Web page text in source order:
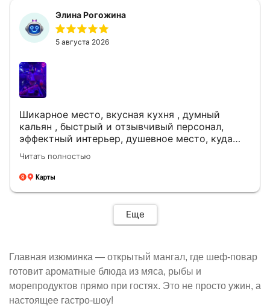
Элина Рогожина
5 августа 2026
Шикарное место, вкусная кухня , думный
кальян , быстрый и отзывчивый персонал,
эффектный интерьер, душевное место, куда
хочется вернуться ❤️💃🏻🥰
Читать полностью
Еще
Главная изюминка — открытый мангал, где шеф-повар
готовит ароматные блюда из мяса, рыбы и
морепродуктов прямо при гостях. Это не просто ужин, а
настоящее гастро-шоу!